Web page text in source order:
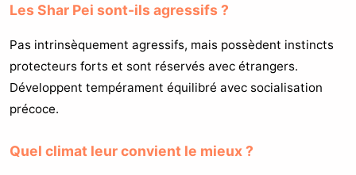
Les Shar Pei sont-ils agressifs ?
Pas intrinsèquement agressifs, mais possèdent instincts
protecteurs forts et sont réservés avec étrangers.
Développent tempérament équilibré avec socialisation
précoce.
Quel climat leur convient le mieux ?